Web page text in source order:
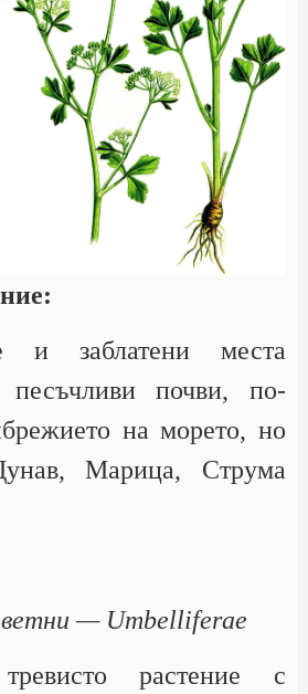
и заблатени места
почви, по-
на морето, но
Марица, Струма
— Umbelliferae
растение с